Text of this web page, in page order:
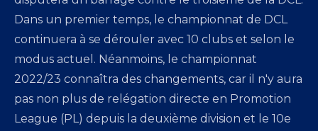
Dans un premier temps, le championnat de DCL
continuera à se dérouler avec 10 clubs et selon le
modus actuel. Néanmoins, le championnat
2022/23 connaîtra des changements, car il n'y aura
pas non plus de relégation directe en Promotion
League (PL) depuis la deuxième division et le 10e